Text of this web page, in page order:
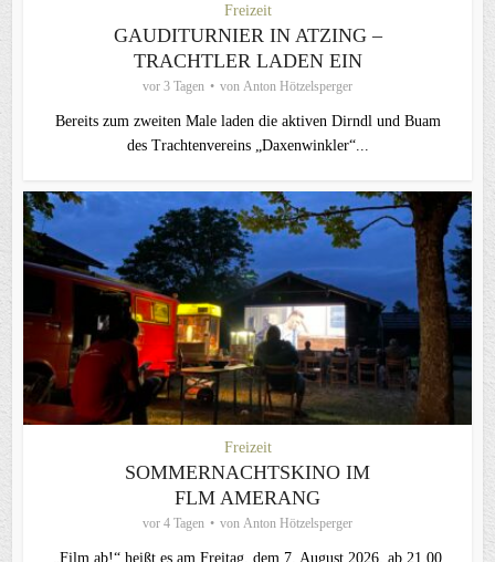
Freizeit
GAUDITURNIER IN ATZING –
TRACHTLER LADEN EIN
vor 3 Tagen von Anton Hötzelsperger
Bereits zum zweiten Male laden die aktiven Dirndl und Buam
des Trachtenvereins „Daxenwinkler“...
Freizeit
SOMMERNACHTSKINO IM
FLM AMERANG
vor 4 Tagen von Anton Hötzelsperger
„Film ab!“ heißt es am Freitag, dem 7. August 2026, ab 21.00